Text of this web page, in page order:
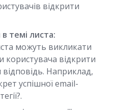
відкрити
темі листа:
можуть викликати
користувача відкрити
Наприклад,
успішної email-